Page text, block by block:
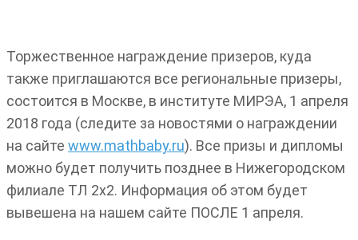
Торжественное награждение призеров, куда
также приглашаются все региональные призеры,
состоится в Москве, в институте МИРЭА, 1 апреля
2018 года (следите за новостями о награждении
на сайте www.mathbaby.ru). Все призы и дипломы
можно будет получить позднее в Нижегородском
филиале ТЛ 2х2. Информация об этом будет
вывешена на нашем сайте ПОСЛЕ 1 апреля.